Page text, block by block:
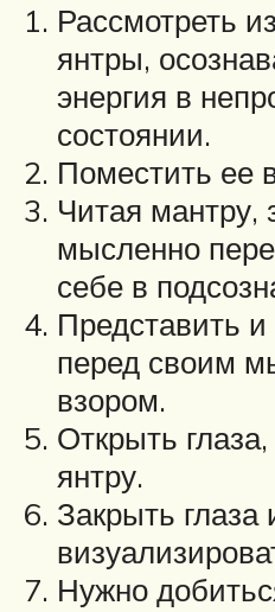
Рассмотреть
янтры,
энергия в
состоянии.
Поместить ее
Читая мантру,
мысленно
себе в
Представить
перед своим
взором.
Открыть
янтру.
Закрыть глаза
Нужно